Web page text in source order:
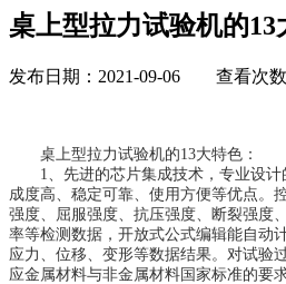
桌上型拉力试验机的13
发布日期：2021-09-06 查看次数
桌上型拉力试验机的13大特色：
1、先进的芯片集成技术，专业设计
成度高、稳定可靠、使用方便等优点。
强度、屈服强度、抗压强度、断裂强度
率等检测数据，开放式公式编辑能自动
应力、位移、变形等数据结果。对试验
应金属材料与非金属材料国家标准的要求